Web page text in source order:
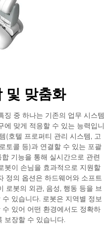
및 맞춤화
징 중 하나는 기존의 업무 시스템
에 맞게 적응할 수 있는 능력입니
(호텔 프로퍼티 관리 시스템, 고
토콜 등)과 연결할 수 있는 포괄
기능을 통해 실시간으로 관련
봇이 손님을 효과적으로 지원할
정의 옵션은 하드웨어와 소프트
로봇의 외관, 음성, 행동 등을 브
있습니다. 로봇은 지역별 정보
있어 어떤 환경에서도 정확하
보장할 수 있습니다.